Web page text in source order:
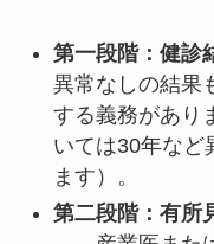
第一段階：健診
異常なしの結果
する義務があり
いては30年など
ます）。
第二段階：有所